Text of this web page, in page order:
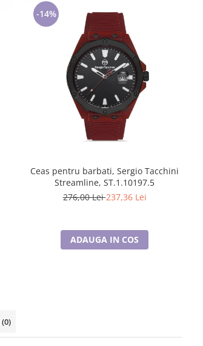
-14%
Ceas pentru barbati, Sergio Tacchini
Streamline, ST.1.10197.5
276,00 Lei237,36 Lei
ADAUGA IN COS
(0)